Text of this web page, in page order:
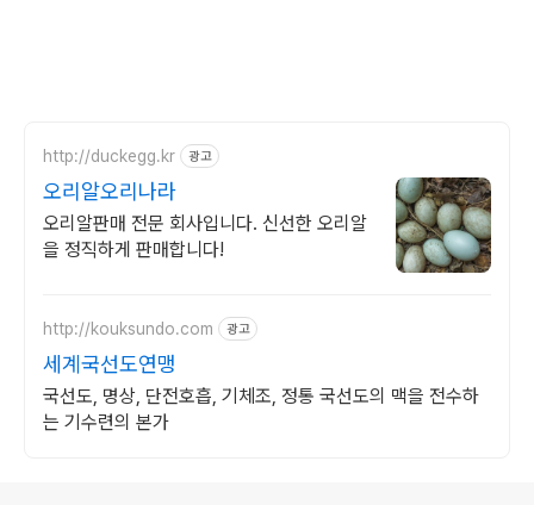
http://duckegg.kr 광고
오리알오리나라
오리알판매 전문 회사입니다. 신선한 오리알
을 정직하게 판매합니다!
http://kouksundo.com 광고
세계국선도연맹
국선도, 명상, 단전호흡, 기체조, 정통 국선도의 맥을 전수하
는 기수련의 본가